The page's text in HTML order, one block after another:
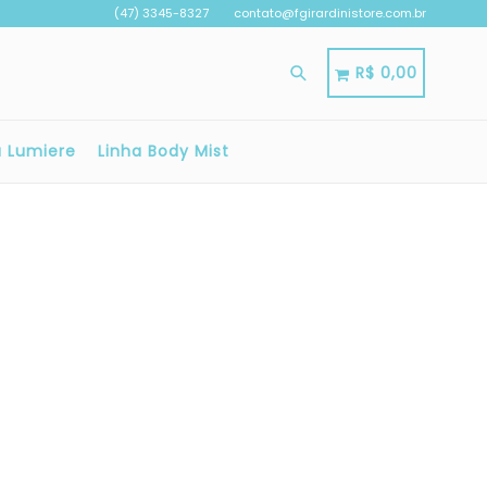
(47) 3345-8327 contato@fgirardinistore.com.br
Pesquisar
Carrinho
Carrinho
R$ 0,00
Lumiere Linha Body Mist